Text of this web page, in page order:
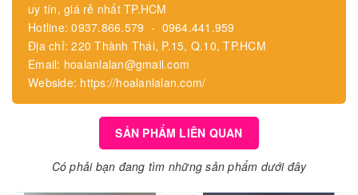
uy tín, giá rẻ nhất TP.HCM
Hotline: 0937.866.579 - 0964.441.959
Địa chỉ: 220 Thành Thái, P.15, Q.10, TP.HCM
Email: hoalanlalan@gmail.com
Webside: https://hoalanlalan.com/
SẢN PHẨM LIÊN QUAN
Có phải bạn đang tìm những sản phẩm dưới đây